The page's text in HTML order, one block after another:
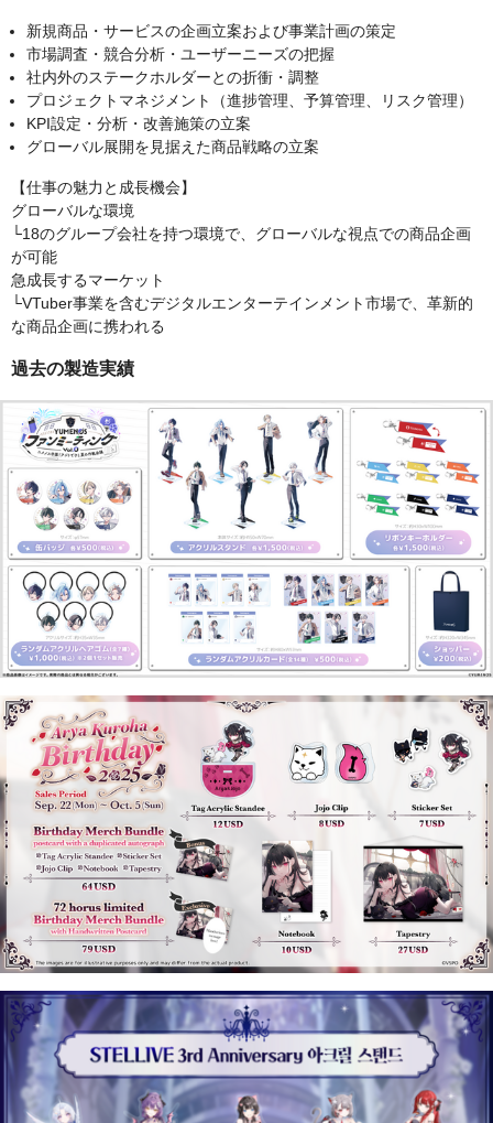
新規商品・サービスの企画立案および事業計画の策定
市場調査・競合分析・ユーザーニーズの把握
社内外のステークホルダーとの折衝・調整
プロジェクトマネジメント（進捗管理、予算管理、リスク管理）
KPI設定・分析・改善施策の立案
グローバル展開を見据えた商品戦略の立案
【仕事の魅力と成長機会】
グローバルな環境
└18のグループ会社を持つ環境で、グローバルな視点での商品企画
が可能
急成長するマーケット
└VTuber事業を含むデジタルエンターテインメント市場で、革新的
な商品企画に携われる
過去の製造実績